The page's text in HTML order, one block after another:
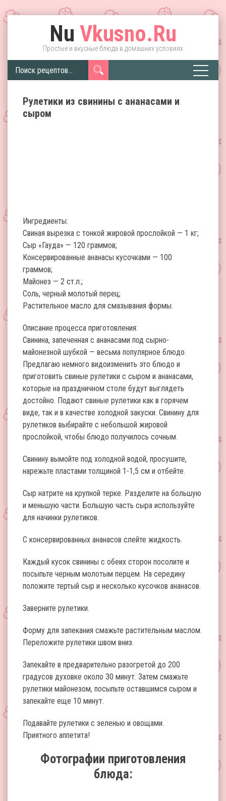
Nu Vkusno.Ru
Простые и вкусные блюда в домашних условиях
Рулетики из свинины с ананасами и
сыром
Ингредиенты:
Свиная вырезка с тонкой жировой прослойкой — 1 кг;
Сыр «Гауда» — 120 граммов;
Консервированные ананасы кусочками — 100
граммов;
Майонез — 2 ст.л.;
Соль, черный молотый перец;
Растительное масло для смазывания формы.
Описание процесса приготовления:
Свинина, запеченная с ананасами под сырно-
майонезной шубкой — весьма популярное блюдо.
Предлагаю немного видоизменить это блюдо и
приготовить свиные рулетики с сыром и ананасами,
которые на праздничном столе будут выглядеть
достойно. Подают свиные рулетики как в горячем
виде, так и в качестве холодной закуски. Свинину для
рулетиков выбирайте с небольшой жировой
прослойкой, чтобы блюдо получилось сочным.
Свинину вымойте под холодной водой, просушите,
нарежьте пластами толщиной 1-1,5 см и отбейте.
Сыр натрите на крупной терке. Разделите на большую
и меньшую части. Большую часть сыра используйте
для начинки рулетиков.
С консервированных ананасов слейте жидкость.
Каждый кусок свинины с обеих сторон посолите и
посыпьте черным молотым перцем. На середину
положите тертый сыр и несколько кусочков ананасов.
Заверните рулетики.
Форму для запекания смажьте растительным маслом.
Переложите рулетики швом вниз.
Запекайте в предварительно разогретой до 200
градусов духовке около 30 минут. Затем смажьте
рулетики майонезом, посыпьте оставшимся сыром и
запекайте еще 10 минут.
Подавайте рулетики с зеленью и овощами.
Приятного аппетита!
Фотографии приготовления
блюда: